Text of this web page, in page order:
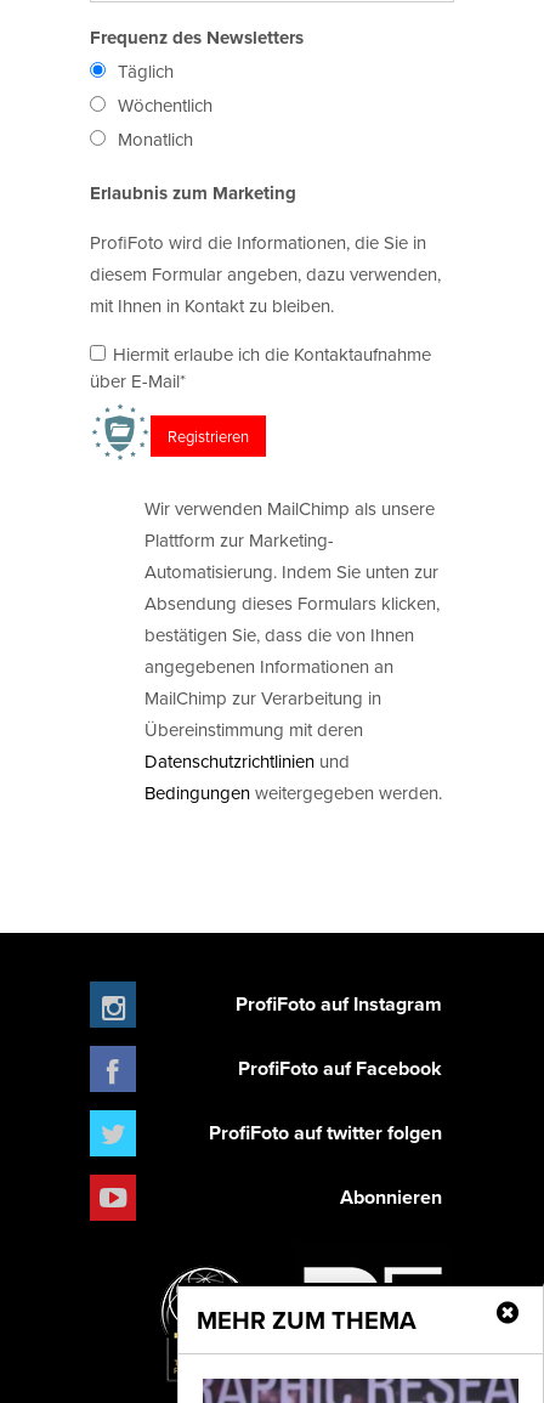
Frequenz des Newsletters
Täglich
Wöchentlich
Monatlich
Erlaubnis zum Marketing
ProfiFoto wird die Informationen, die Sie in
diesem Formular angeben, dazu verwenden,
mit Ihnen in Kontakt zu bleiben.
Hiermit erlaube ich die Kontaktaufnahme
über E-Mail*
Wir verwenden MailChimp als unsere
Plattform zur Marketing-
Automatisierung. Indem Sie unten zur
Absendung dieses Formulars klicken,
bestätigen Sie, dass die von Ihnen
angegebenen Informationen an
MailChimp zur Verarbeitung in
Übereinstimmung mit deren
Datenschutzrichtlinien und
Bedingungenweitergegeben werden.
MEHR ZUM THEMA
ProfiFoto auf Instagram
ProfiFoto auf Facebook
ProfiFoto auf twitter folgen
Abonnieren